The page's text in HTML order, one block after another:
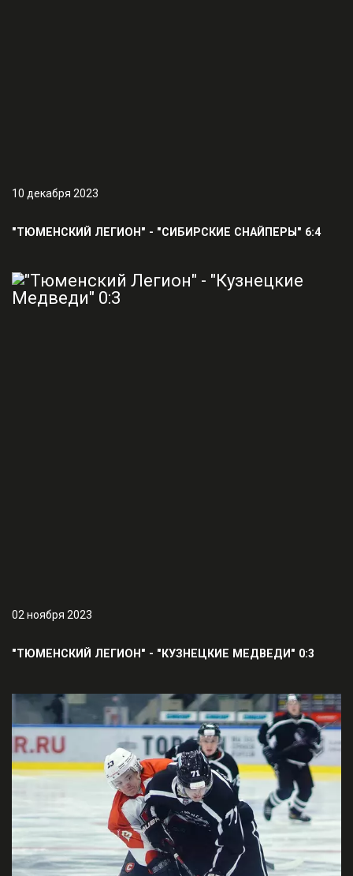
10 декабря 2023
"ТЮМЕНСКИЙ ЛЕГИОН" - "СИБИРСКИЕ СНАЙПЕРЫ" 6:4
02 ноября 2023
"ТЮМЕНСКИЙ ЛЕГИОН" - "КУЗНЕЦКИЕ МЕДВЕДИ" 0:3